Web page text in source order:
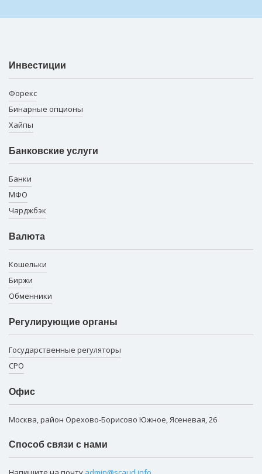
Инвестиции
Форекс
Бинарные опционы
Хайпы
Банковские услуги
Банки
МФО
Чарджбэк
Валюта
Кошельки
Биржи
Обменники
Регулирующие органы
Государственные регуляторы
СРО
Офис
Москва, район Орехово-Борисово Южное, Ясеневая, 26
Способ связи с нами